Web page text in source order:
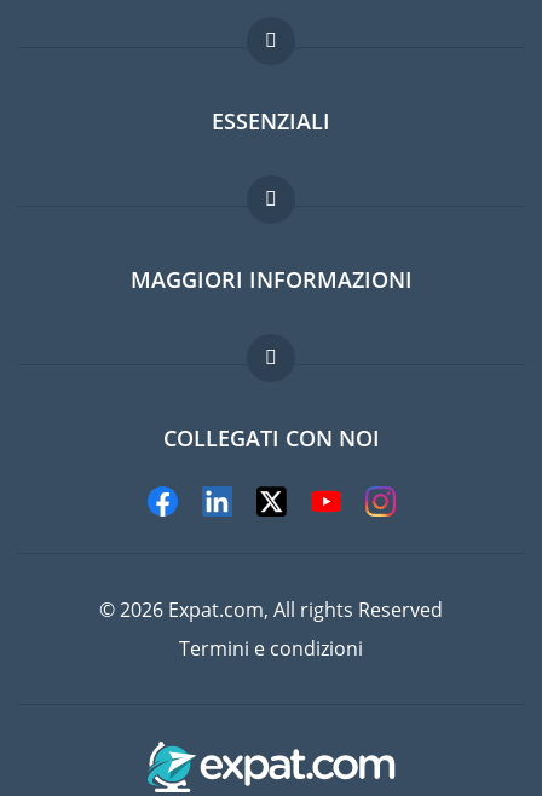
ESSENZIALI
Forum per expat
Guida per expat
Lavori all'estero
MAGGIORI INFORMAZIONI
Domande frequenti
COLLEGATI CON NOI
© 2026 Expat.com, All rights Reserved
Termini e condizioni